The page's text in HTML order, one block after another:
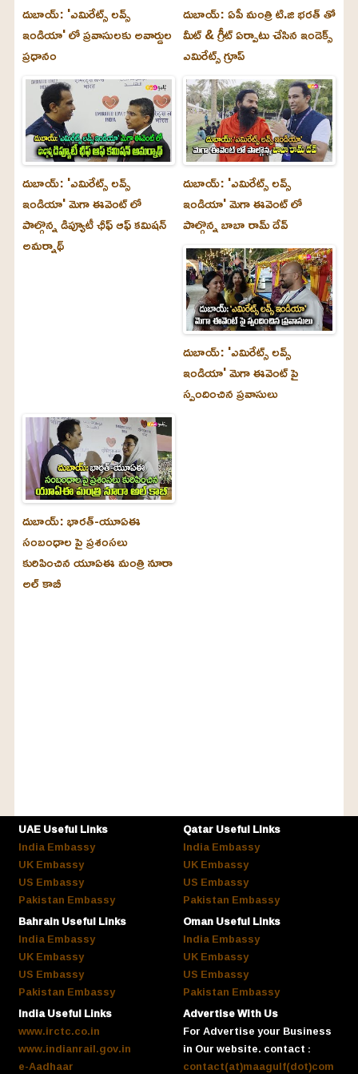
దుబాయ్: 'ఎమిరేట్స్ లవ్స్
ఇండియా' లో ప్రవాసులకు అవార్డుల
ప్రధానం
దుబాయ్: ఏపీ మంత్రి టి.జి భరత్ తో
మీట్ & గ్రీట్ ఏర్పాటు చేసిన ఇండెక్స్
ఎమిరేట్స్ గ్రూప్
దుబాయ్‌: 'ఎమిరేట్స్ లవ్స్
ఇండియా' మెగా ఈవెంట్ లో
పాల్గొన్న డిప్యూటీ ఛీఫ్ ఆఫ్ కమిషన్
అమర్నాథ్
దుబాయ్‌: 'ఎమిరేట్స్ లవ్స్
ఇండియా' మెగా ఈవెంట్ లో
పాల్గొన్న బాబా రామ్ దేవ్
దుబాయ్‌: 'ఎమిరేట్స్ లవ్స్
ఇండియా' మెగా ఈవెంట్ పై
స్పందించిన ప్రవాసులు
దుబాయ్‌: భారత్-యూఏఈ
సంబంధాల పై ప్రశంసలు
కురిపించిన యూఏఈ మంత్రి నూరా
అల్‌ కాబీ
UAE Useful Links
India Embassy
UK Embassy
US Embassy
Pakistan Embassy
Qatar Useful Links
India Embassy
UK Embassy
US Embassy
Pakistan Embassy
Bahrain Useful Links
India Embassy
UK Embassy
US Embassy
Pakistan Embassy
Oman Useful Links
India Embassy
UK Embassy
US Embassy
Pakistan Embassy
India Useful Links
www.irctc.co.in
www.indianrail.gov.in
e-Aadhaar
Advertise With Us
For Advertise your Business
in Our website. contact :
contact(at)maagulf(dot)com